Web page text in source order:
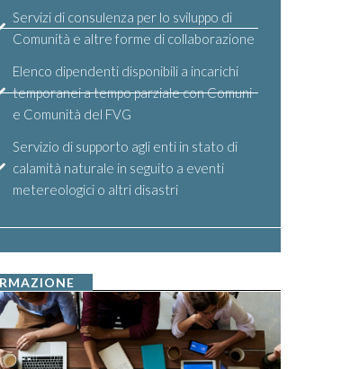
Servizi di consulenza per lo sviluppo di
Comunità e altre forme di collaborazione
Elenco dipendenti disponibili a incarichi
temporanei a tempo parziale con Comuni
e Comunità del FVG
Servizio di supporto agli enti in stato di
calamità naturale in seguito a eventi
metereologici o altri disastri